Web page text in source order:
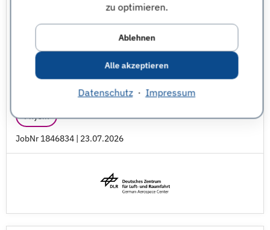
zu optimieren.
Ablehnen
Alle akzeptieren
Datenschutz· Impressum
Abschlussarbeit im Unternehmen
Deutsches Zentrum für Luft- und Raumfahrt (DLR)
Ulm
Maschinenbau Natur und Umwelt - sonstige
Physik
JobNr 1846834 | 23.07.2026